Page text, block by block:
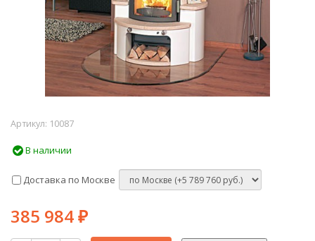
Артикул: 10087
В наличии
Доставка по Москве
385 984 ₽